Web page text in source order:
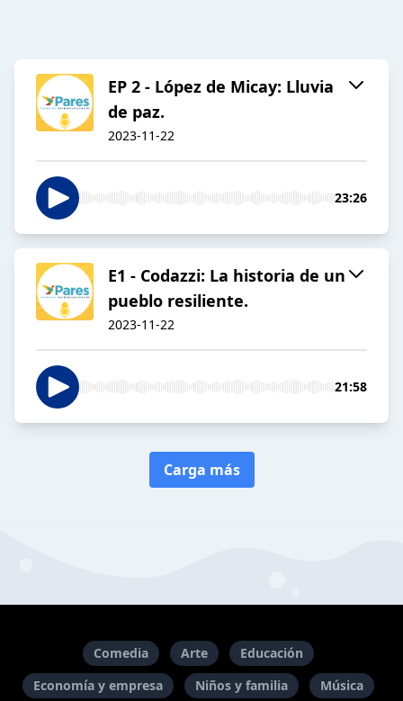
EP 2 - López de Micay: Lluvia
de paz.
2023-11-22
23:26
E1 - Codazzi: La historia de un
pueblo resiliente.
2023-11-22
21:58
Carga más
Comedia Arte
Educación
Economía y empresa
Niños y familia Música